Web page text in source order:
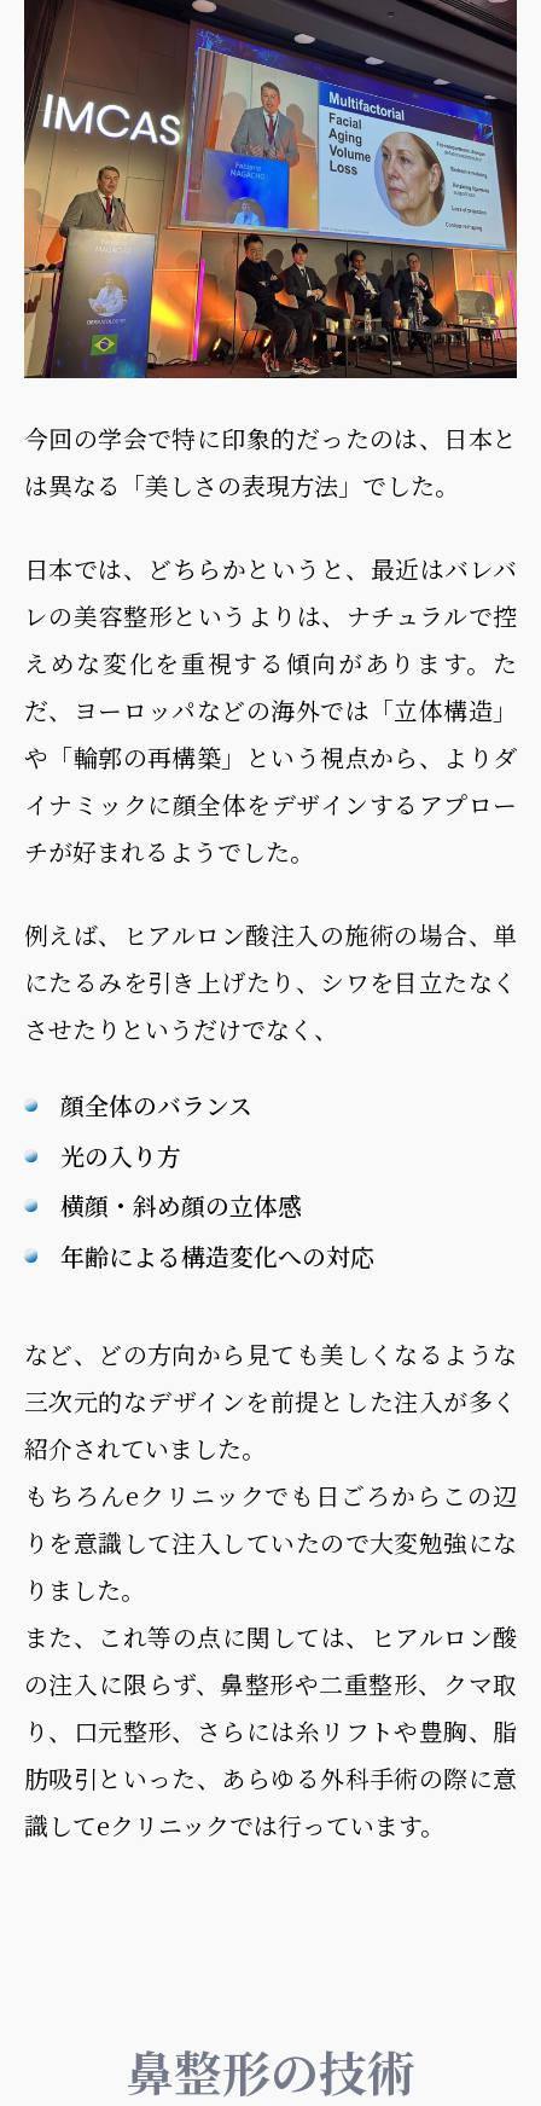
今回の学会で特に印象的だったのは、日本と
は異なる「美しさの表現方法」でした。
日本では、どちらかというと、最近はバレバ
レの美容整形というよりは、ナチュラルで控
えめな変化を重視する傾向があります。た
だ、ヨーロッパなどの海外では「立体構造」
や「輪郭の再構築」という視点から、よりダ
イナミックに顔全体をデザインするアプロー
チが好まれるようでした。
例えば、ヒアルロン酸注入の施術の場合、単
にたるみを引き上げたり、シワを目立たなく
させたりというだけでなく、
顔全体のバランス
光の入り方
横顔・斜め顔の立体感
年齢による構造変化への対応
など、どの方向から見ても美しくなるような
三次元的なデザインを前提とした注入が多く
紹介されていました。
もちろんeクリニックでも日ごろからこの辺
りを意識して注入していたので大変勉強にな
りました。
また、これ等の点に関しては、ヒアルロン酸
の注入に限らず、鼻整形や二重整形、クマ取
り、口元整形、さらには糸リフトや豊胸、脂
肪吸引といった、あらゆる外科手術の際に意
識してeクリニックでは行っています。
鼻整形の技術